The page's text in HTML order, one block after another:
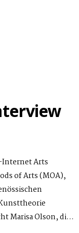
Internet Arts
of Arts (MOA),
Marisa Olson, di…